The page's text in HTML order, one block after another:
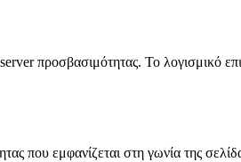
προσβασιμότητας. Το λογισμικό
που εμφανίζεται στη γωνία της